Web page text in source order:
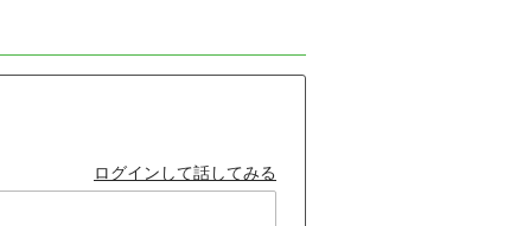
ログインして話してみる